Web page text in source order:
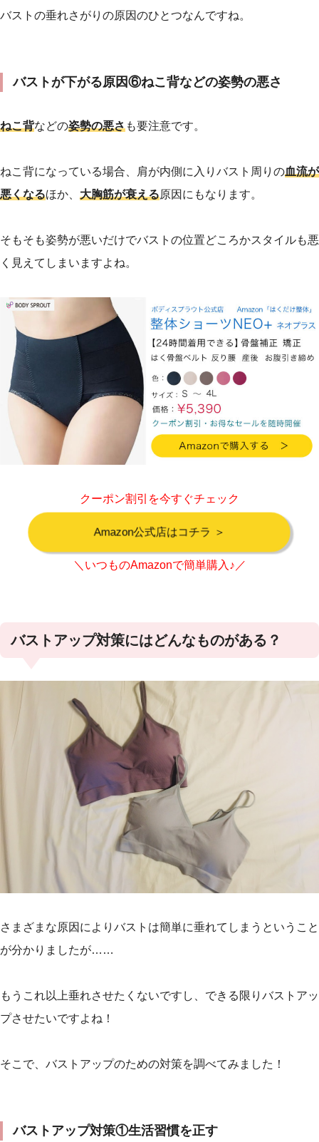
バストの垂れさがりの原因のひとつなんですね。
バストが下がる原因⑥ねこ背などの姿勢の悪さ
ねこ背などの姿勢の悪さも要注意です。
ねこ背になっている場合、肩が内側に入りバスト周りの血流が
悪くなるほか、 大胸筋が衰える原因にもなります。
そもそも姿勢が悪いだけでバストの位置どころかスタイルも悪
く見えてしまいますよね。
クーポン割引を今すぐチェック
Amazon公式店はコチラ ＞
＼いつものAmazonで簡単購入♪／
バストアップ対策にはどんなものがある？
さまざまな原因によりバストは簡単に垂れてしまうということ
が分かりましたが……
もうこれ以上垂れさせたくないですし、できる限りバストアッ
プさせたいですよね！
そこで、バストアップのための対策を調べてみました！
バストアップ対策①生活習慣を正す